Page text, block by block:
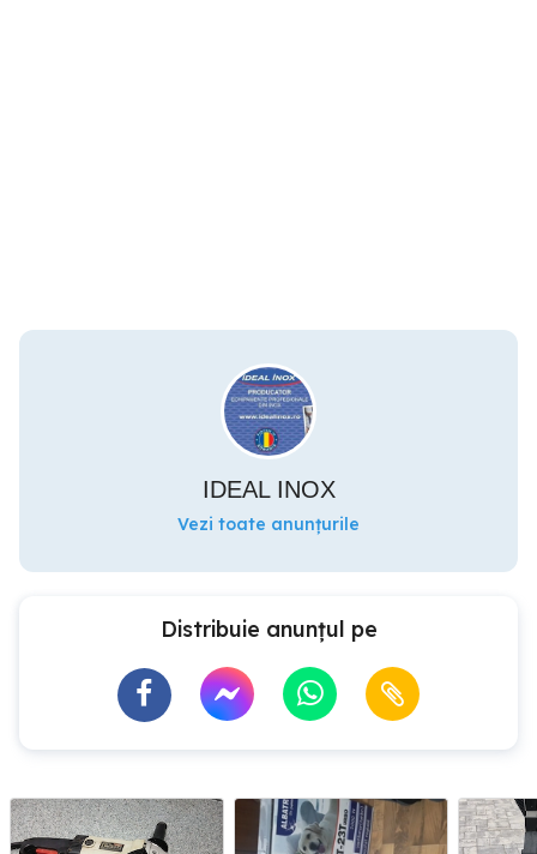
IDEAL INOX
Vezi toate anunțurile
Distribuie anunțul pe